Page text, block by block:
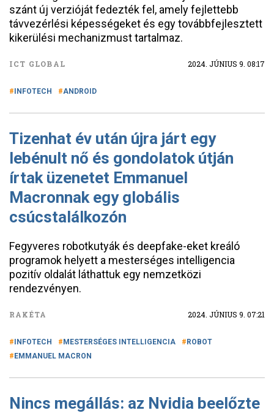
szánt új verzióját fedezték fel, amely fejlettebb
távvezérlési képességeket és egy továbbfejlesztett
kikerülési mechanizmust tartalmaz.
ICT GLOBAL 2024. JÚNIUS 9. 08:17
INFOTECH ANDROID
Tizenhat év után újra járt egy
lebénult nő és gondolatok útján
írtak üzenetet Emmanuel
Macronnak egy globális
csúcstalálkozón
Fegyveres robotkutyák és deepfake-eket kreáló
programok helyett a mesterséges intelligencia
pozitív oldalát láthattuk egy nemzetközi
rendezvényen.
RAKÉTA 2024. JÚNIUS 9. 07:21
INFOTECH MESTERSÉGES INTELLIGENCIA
ROBOT
EMMANUEL MACRON
Nincs megállás: az Nvidia beelőzte